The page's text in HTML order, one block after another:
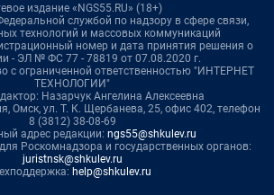
издание «NGS55.RU» (18+)
службой по надзору в сфере связи,
технологий и массовых коммуникаций
номер и дата принятия решения о
- ЭЛ № ФС 77 - 78819 от 07.08.2020 г.
с ограниченной ответственностью "ИНТЕРНЕТ
ТЕХНОЛОГИИ"
Назарчук Ангелина Алексеевна
Омск, ул. Т. К. Щербанева, 25, офис 402, телефон
8 (3812) 38-08-69
адрес редакции: ngs55@shkulev.ru
Роскомнадзора и государственных органов:
juristnsk@shkulev.ru
help@shkulev.ru